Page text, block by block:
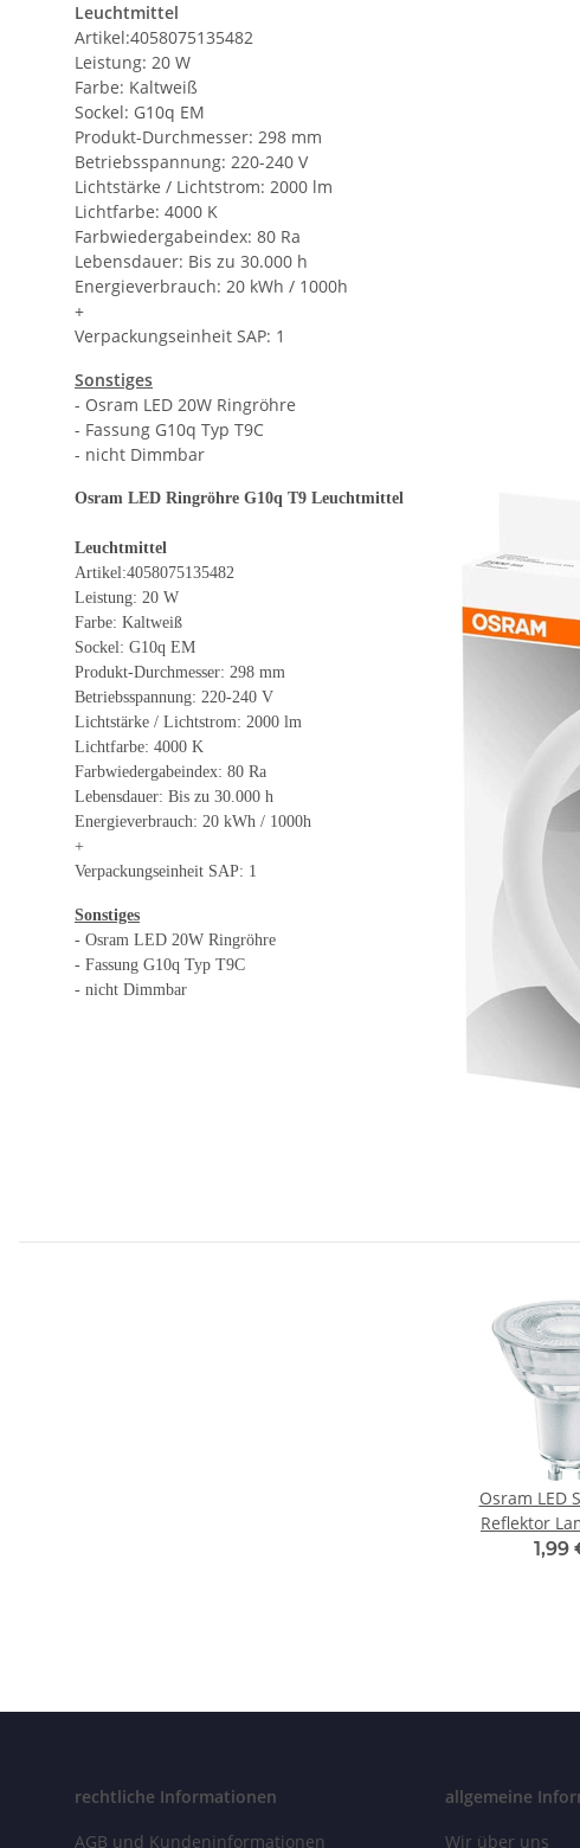
Leuchtmittel
Artikel:4058075135482
Leistung: 20 W
Farbe: Kaltweiß
Sockel: G10q EM
Produkt-Durchmesser: 298 mm
Betriebsspannung: 220-240 V
Lichtstärke / Lichtstrom: 2000 lm
Lichtfarbe: 4000 K
Farbwiedergabeindex: 80 Ra
Lebensdauer: Bis zu 30.000 h
Energieverbrauch: 20 kWh / 1000h
+
Verpackungseinheit SAP: 1
Sonstiges
- Osram LED 20W Ringröhre
- Fassung G10q Typ T9C
- nicht Dimmbar
Osram LED Ringröhre G10q T9 Leuchtmittel
Leuchtmittel
Artikel:4058075135482
Leistung: 20 W
Farbe: Kaltweiß
Sockel: G10q EM
Produkt-Durchmesser: 298 mm
Betriebsspannung: 220-240 V
Lichtstärke / Lichtstrom: 2000 lm
Lichtfarbe: 4000 K
Farbwiedergabeindex: 80 Ra
Lebensdauer: Bis zu 30.000 h
Energieverbrauch: 20 kWh / 1000h
+
Verpackungseinheit SAP: 1
Sonstiges
- Osram LED 20W Ringröhre
- Fassung G10q Typ T9C
- nicht Dimmbar
Osram LED
Reflektor
1,99
rechtliche Informationen
AGB und Kundeninformationen
allgemeine
Wir über uns